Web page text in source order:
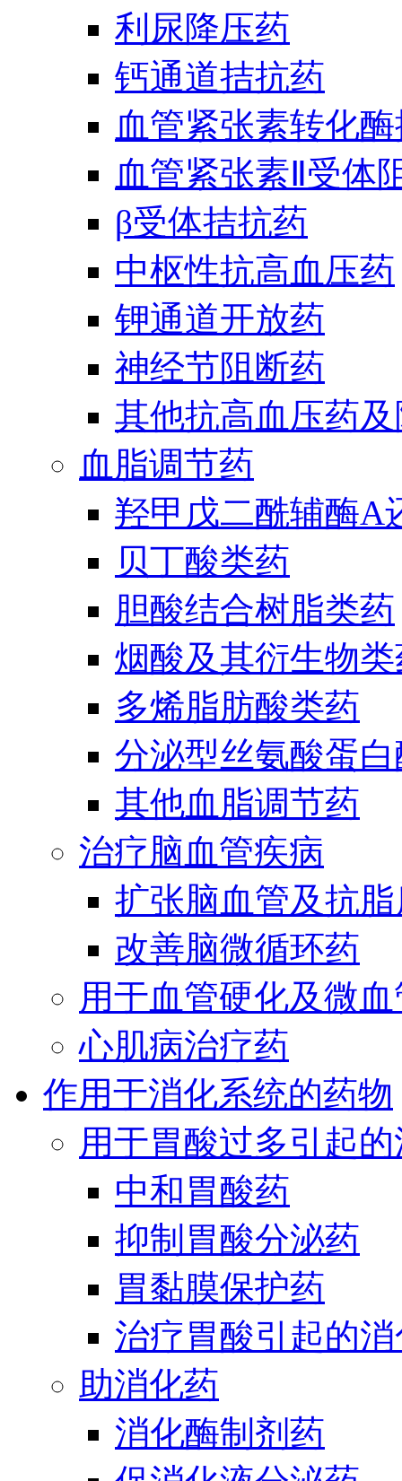
利尿降压药
钙通道拮抗药
血管紧张素转化
血管紧张素Ⅱ受体
β受体拮抗药
中枢性抗高血压药
钾通道开放药
神经节阻断药
其他抗高血压药
血脂调节药
羟甲戊二酰辅酶A
贝丁酸类药
胆酸结合树脂类药
烟酸及其衍生物
多烯脂肪酸类药
分泌型丝氨酸蛋
其他血脂调节药
治疗脑血管疾病
扩张脑血管及抗
改善脑微循环药
用于血管硬化及微
心肌病治疗药
作用于消化系统的药物
用于胃酸过多引起
中和胃酸药
抑制胃酸分泌药
胃黏膜保护药
治疗胃酸引起的
助消化药
消化酶制剂药